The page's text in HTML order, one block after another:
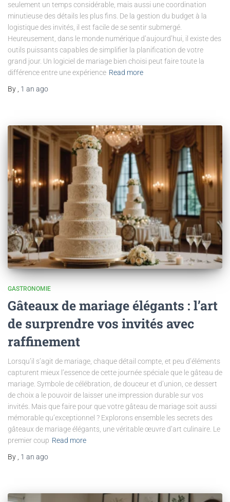
seulement un temps considérable, mais aussi une coordination
minutieuse des détails les plus fins. De la gestion du budget à la
logistique des invités, il est facile de se sentir submergé.
Heureusement, dans le monde numérique d’aujourd’hui, il existe des
outils puissants capables de simplifier la planification de votre
grand jour. Un logiciel de mariage bien choisi peut faire toute la
différence entre une expérience Read more
By
1 an ago
GASTRONOMIE
Gâteaux de mariage élégants : l’art
de surprendre vos invités avec
raffinement
Lorsqu’il s’agit de mariage, chaque détail compte, et peu d’éléments
capturent mieux l’essence de cette journée spéciale que le gâteau de
mariage. Symbole de célébration, de douceur et d’union, ce dessert
de choix a le pouvoir de laisser une impression durable sur vos
invités. Mais que faire pour que votre gâteau de mariage soit aussi
mémorable qu’exceptionnel ? Explorons ensemble les secrets des
gâteaux de mariage élégants, une véritable œuvre d’art culinaire. Le
premier coup Read more
By
1 an ago